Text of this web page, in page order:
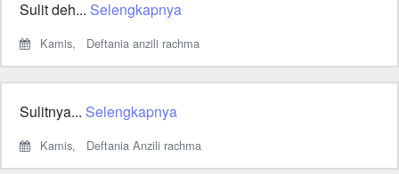
Sulit deh... Selengkapnya
Kamis, Deftania anzili rachma
Sulitnya... Selengkapnya
Kamis, Deftania Anzili rachma